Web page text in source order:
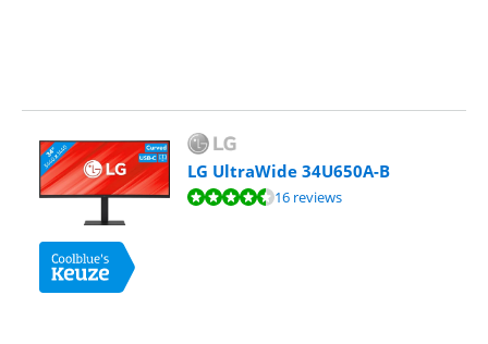
LG UltraWide 34U650A-B
Beoordeling is 9,3 van de 10, gebaseerd op 16 reviews.
16 reviews